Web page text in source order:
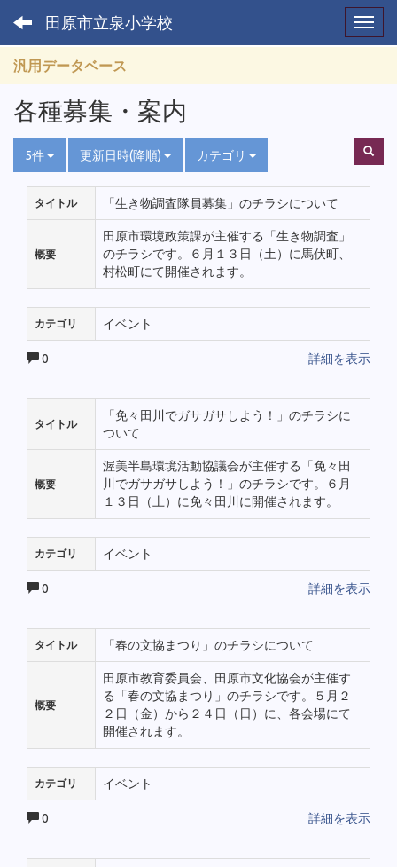
田原市立泉小学校
汎用データベース
各種募集・案内
5件 更新日時(降順) カテゴリ
タイトル 「生き物調査隊員募集」のチラシについて
概要
田原市環境政策課が主催する「生き物調査」
のチラシです。６月１３日（土）に馬伏町、
村松町にて開催されます。
カテゴリ イベント
0 詳細を表示
タイトル
「免々田川でガサガサしよう！」のチラシに
ついて
概要
渥美半島環境活動協議会が主催する「免々田
川でガサガサしよう！」のチラシです。６月
１３日（土）に免々田川に開催されます。
カテゴリ イベント
0 詳細を表示
タイトル 「春の文協まつり」のチラシについて
概要
田原市教育委員会、田原市文化協会が主催す
る「春の文協まつり」のチラシです。５月２
２日（金）から２４日（日）に、各会場にて
開催されます。
カテゴリ イベント
0 詳細を表示